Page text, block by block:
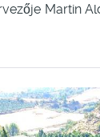
Martin